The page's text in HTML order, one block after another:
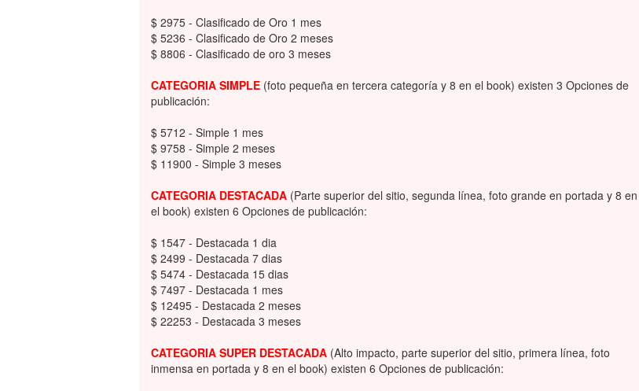
$ 2975 - Clasificado de Oro 1 mes
$ 5236 - Clasificado de Oro 2 meses
$ 8806 - Clasificado de oro 3 meses
CATEGORIA SIMPLE (foto pequeña en tercera categoría y 8 en el book) existen 3 Opciones de
publicación:
$ 5712 - Simple 1 mes
$ 9758 - Simple 2 meses
$ 11900 - Simple 3 meses
CATEGORIA DESTACADA (Parte superior del sitio, segunda línea, foto grande en portada y 8 en
el book) existen 6 Opciones de publicación:
$ 1547 - Destacada 1 dia
$ 2499 - Destacada 7 dias
$ 5474 - Destacada 15 dias
$ 7497 - Destacada 1 mes
$ 12495 - Destacada 2 meses
$ 22253 - Destacada 3 meses
CATEGORIA SUPER DESTACADA (Alto impacto, parte superior del sitio, primera línea, foto
inmensa en portada y 8 en el book) existen 6 Opciones de publicación: